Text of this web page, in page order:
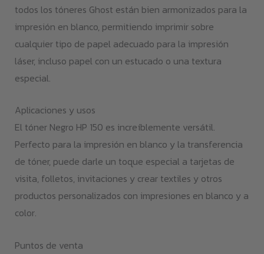
todos los tóneres Ghost están bien armonizados para la
impresión en blanco, permitiendo imprimir sobre
cualquier tipo de papel adecuado para la impresión
láser, incluso papel con un estucado o una textura
especial.
Aplicaciones y usos
El tóner Negro HP 150 es increíblemente versátil.
Perfecto para la impresión en blanco y la transferencia
de tóner, puede darle un toque especial a tarjetas de
visita, folletos, invitaciones y crear textiles y otros
productos personalizados con impresiones en blanco y a
color.
Puntos de venta